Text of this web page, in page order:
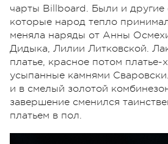
чарты Billboard. Были и
которые народ тепло
меняла наряды от Анны
Дидыка, Лилии Литковской.
платье, красное потом платье-
усыпанные камнями
и в смелый золотой
завершение сменился
платьем в пол.